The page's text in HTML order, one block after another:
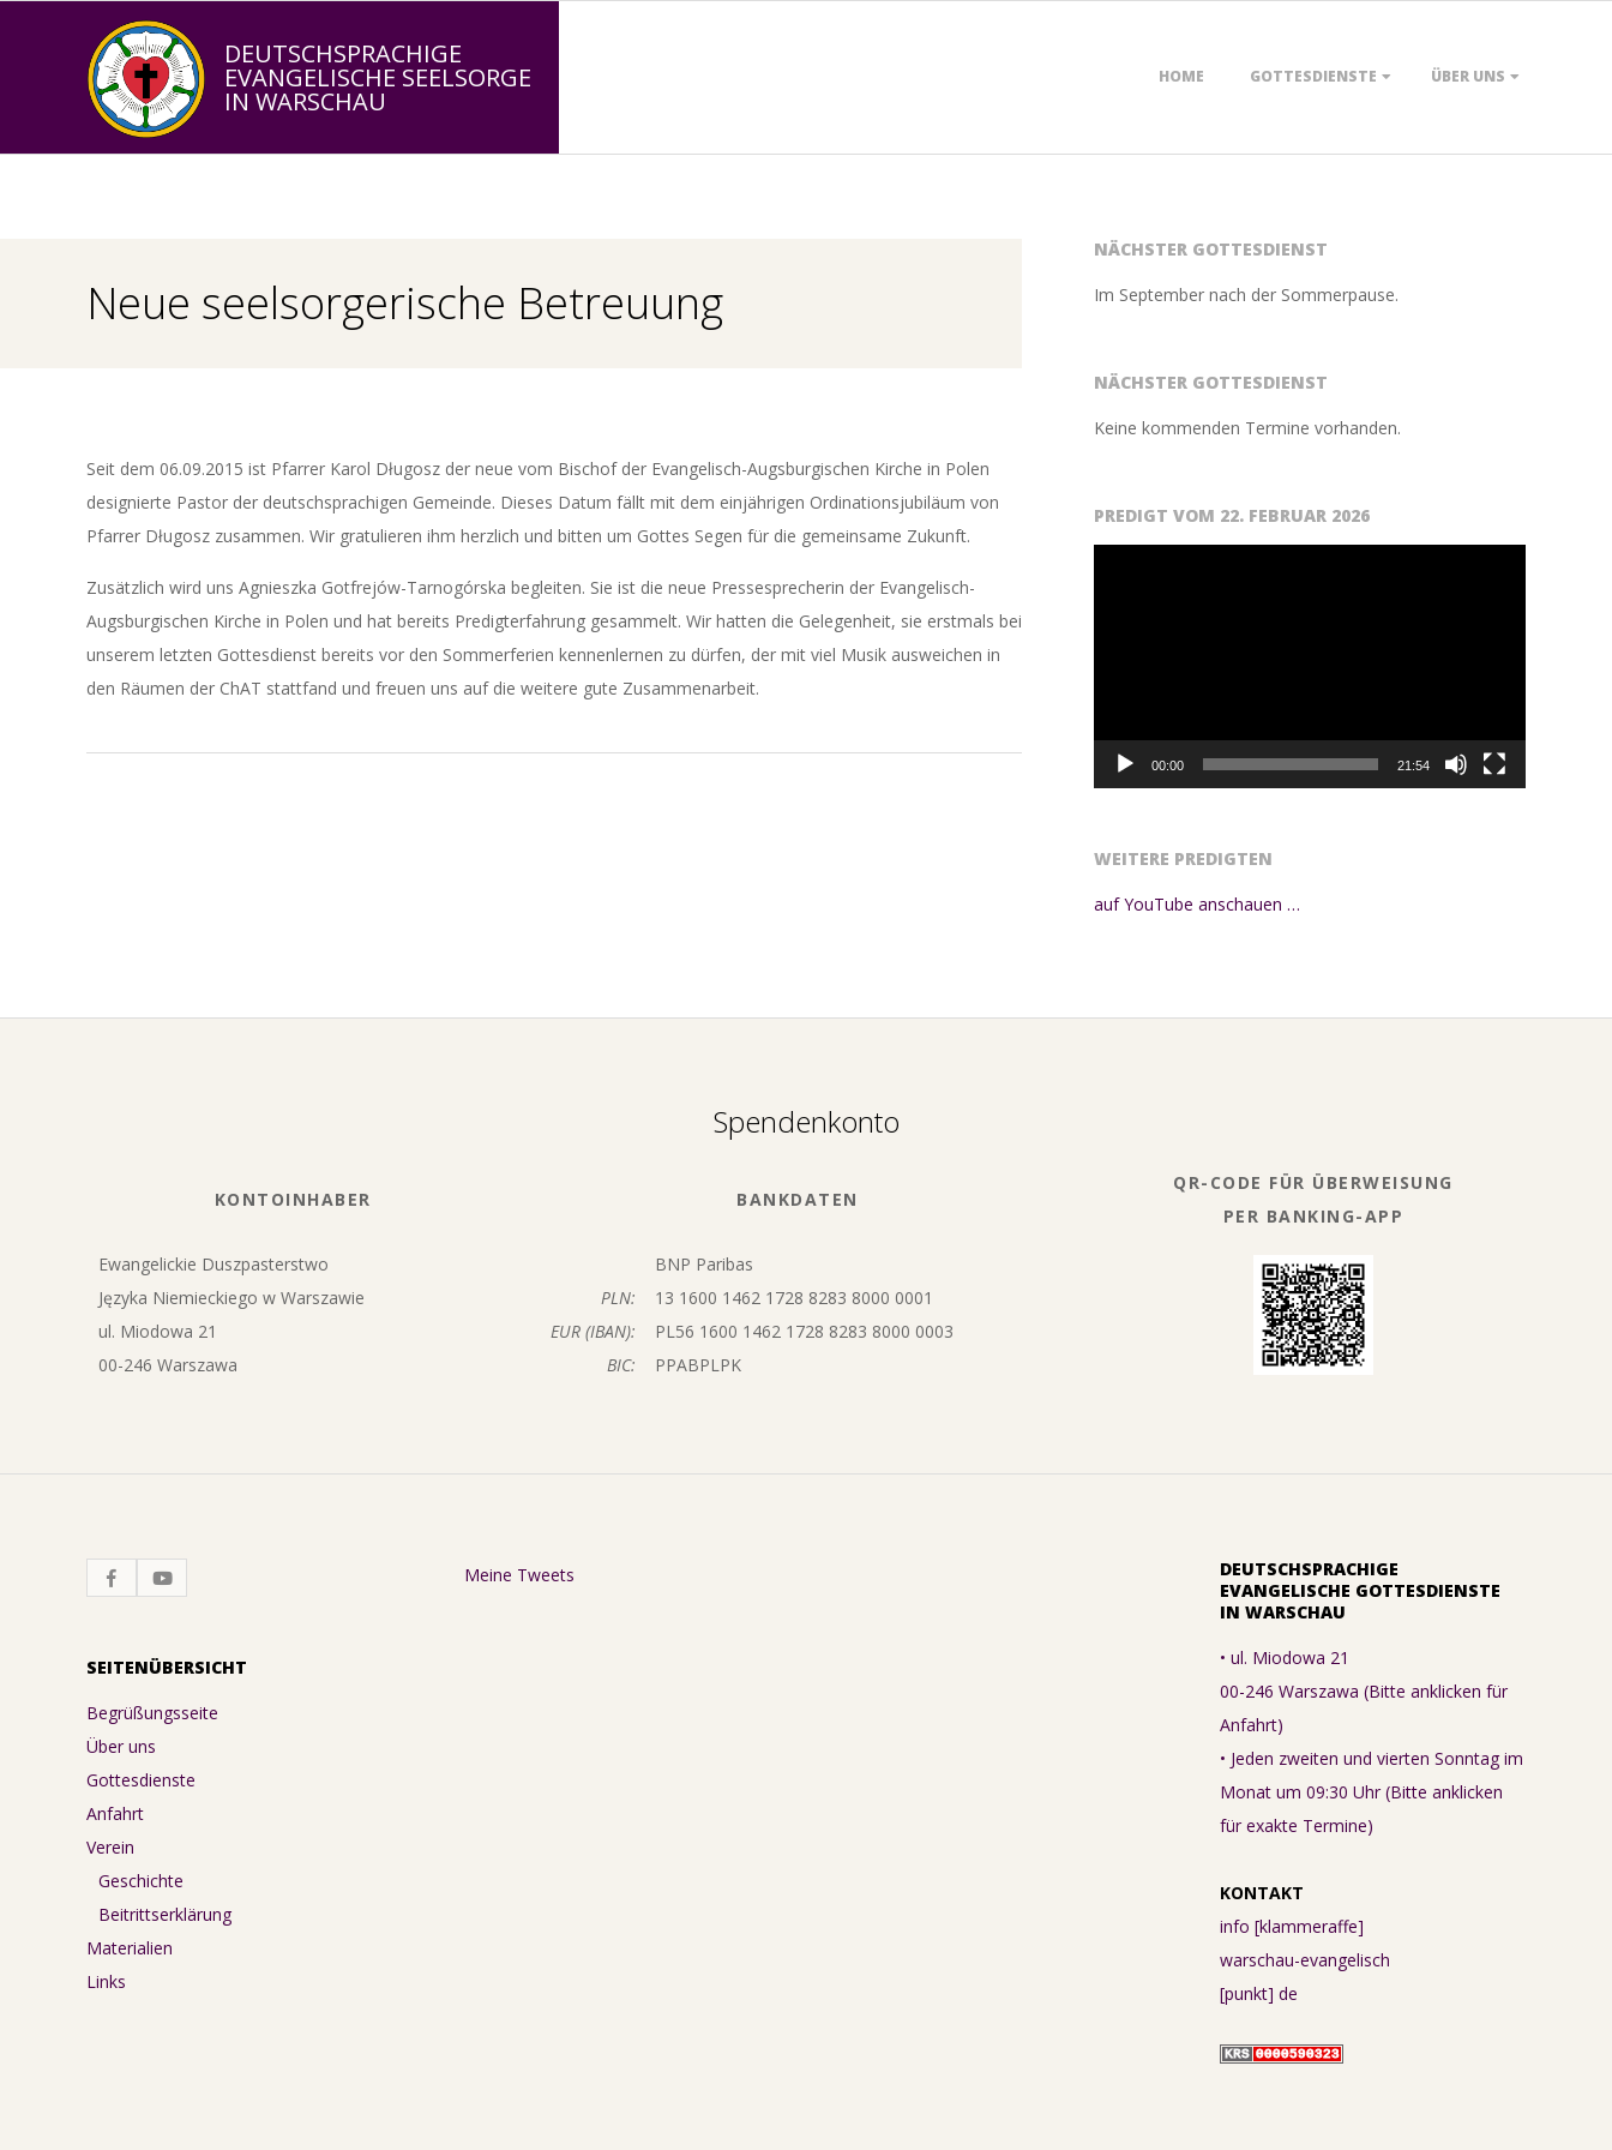
DEUTSCHSPRACHIGE
EVANGELISCHE SEELSORGE
IN WARSCHAU
HOME GOTTESDIENSTE ÜBER UNS
Neue seelsorgerische Betreuung
Seit dem 06.09.2015 ist Pfarrer Karol Długosz der neue vom Bischof der Evangelisch-Augsburgischen Kirche in Polen
designierte Pastor der deutschsprachigen Gemeinde. Dieses Datum fällt mit dem einjährigen Ordinationsjubiläum von
Pfarrer Długosz zusammen. Wir gratulieren ihm herzlich und bitten um Gottes Segen für die gemeinsame Zukunft.
Zusätzlich wird uns Agnieszka Gotfrejów-Tarnogórska begleiten. Sie ist die neue Pressesprecherin der Evangelisch-
Augsburgischen Kirche in Polen und hat bereits Predigterfahrung gesammelt. Wir hatten die Gelegenheit, sie erstmals bei
unserem letzten Gottesdienst bereits vor den Sommerferien kennenlernen zu dürfen, der mit viel Musik ausweichen in
den Räumen der ChAT stattfand und freuen uns auf die weitere gute Zusammenarbeit.
NÄCHSTER GOTTESDIENST
Im September nach der Sommerpause.
NÄCHSTER GOTTESDIENST
Keine kommenden Termine vorhanden.
PREDIGT VOM 22. FEBRUAR 2026
00:00 21:54
WEITERE PREDIGTEN
auf YouTube anschauen …
Spendenkonto
KONTOINHABER BANKDATEN
QR-CODE FÜR ÜBERWEISUNG
PER BANKING-APP
Ewangelickie Duszpasterstwo
Języka Niemieckiego w Warszawie
ul. Miodowa 21
00-246 Warszawa
PLN:
EUR (IBAN):
BIC:
BNP Paribas
13 1600 1462 1728 8283 8000 0001
PL56 1600 1462 1728 8283 8000 0003
PPABPLPK
SEITENÜBERSICHT
Begrüßungsseite
Über uns
Gottesdienste
Anfahrt
Verein
Geschichte
Beitrittserklärung
Materialien
Links
Meine Tweets
DEUTSCHSPRACHIGE
EVANGELISCHE GOTTESDIENSTE
IN WARSCHAU
• ul. Miodowa 21
00-246 Warszawa (Bitte anklicken für
Anfahrt)
• Jeden zweiten und vierten Sonntag im
Monat um 09:30 Uhr (Bitte anklicken
für exakte Termine)
KONTAKT
info [klammeraffe]
warschau-evangelisch
[punkt] de